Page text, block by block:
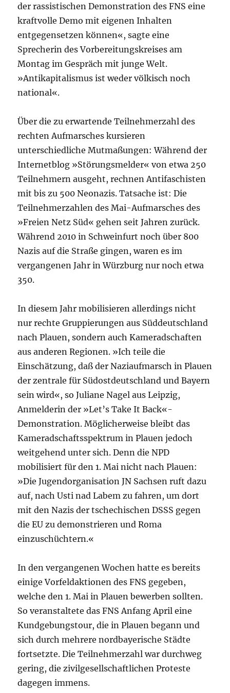
der rassistischen Demonstration des FNS eine
kraftvolle Demo mit eigenen Inhalten
entgegensetzen können«, sagte eine
Sprecherin des Vorbereitungskreises am
Montag im Gespräch mit junge Welt.
»Antikapitalismus ist weder völkisch noch
national«.
Über die zu erwartende Teilnehmerzahl des
rechten Aufmarsches kursieren
unterschiedliche Mutmaßungen: Während der
Internetblog »Störungsmelder« von etwa 250
Teilnehmern ausgeht, rechnen Antifaschisten
mit bis zu 500 Neonazis. Tatsache ist: Die
Teilnehmerzahlen des Mai-Aufmarsches des
»Freien Netz Süd« gehen seit Jahren zurück.
Während 2010 in Schweinfurt noch über 800
Nazis auf die Straße gingen, waren es im
vergangenen Jahr in Würzburg nur noch etwa
350.
In diesem Jahr mobilisieren allerdings nicht
nur rechte Gruppierungen aus Süddeutschland
nach Plauen, sondern auch Kameradschaften
aus anderen Regionen. »Ich teile die
Einschätzung, daß der Naziaufmarsch in Plauen
der zentrale für Südostdeutschland und Bayern
sein wird«, so Juliane Nagel aus Leipzig,
Anmelderin der »Let’s Take It Back«-
Demonstration. Möglicherweise bleibt das
Kameradschaftsspektrum in Plauen jedoch
weitgehend unter sich. Denn die NPD
mobilisiert für den 1. Mai nicht nach Plauen:
»Die Jugendorganisation JN Sachsen ruft dazu
auf, nach Usti nad Labem zu fahren, um dort
mit den Nazis der tschechischen DSSS gegen
die EU zu demonstrieren und Roma
einzuschüchtern.«
In den vergangenen Wochen hatte es bereits
einige Vorfeldaktionen des FNS gegeben,
welche den 1. Mai in Plauen bewerben sollten.
So veranstaltete das FNS Anfang April eine
Kundgebungstour, die in Plauen begann und
sich durch mehrere nordbayerische Städte
fortsetzte. Die Teilnehmerzahl war durchweg
gering, die zivilgesellschaftlichen Proteste
dagegen immens.